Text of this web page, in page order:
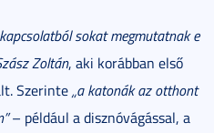
sokat megmutatnak e
Zoltán, aki korábban első
Szerinte„a katonák az otthont
– például a disznóvágással, a